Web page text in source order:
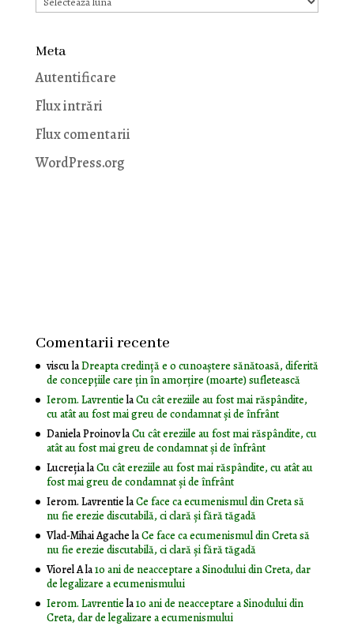
Meta
Autentificare
Flux intrări
Flux comentarii
WordPress.org
Comentarii recente
visculaDreapta credință e o cunoaștere sănătoasă, diferită
de concepțiile care țin în amorțire (moarte) sufletească
Ierom. LavrentielaCu cât ereziile au fost mai răspândite,
cu atât au fost mai greu de condamnat și de înfrânt
Daniela ProinovlaCu cât ereziile au fost mai răspândite, cu
atât au fost mai greu de condamnat și de înfrânt
LucrețialaCu cât ereziile au fost mai răspândite, cu atât au
fost mai greu de condamnat și de înfrânt
Ierom. LavrentielaCe face ca ecumenismul din Creta să
nu fie erezie discutabilă, ci clară și fără tăgadă
Vlad-Mihai AgachelaCe face ca ecumenismul din Creta să
nu fie erezie discutabilă, ci clară și fără tăgadă
Viorel Ala10 ani de neacceptare a Sinodului din Creta, dar
de legalizare a ecumenismului
Ierom. Lavrentiela10 ani de neacceptare a Sinodului din
Creta, dar de legalizare a ecumenismului